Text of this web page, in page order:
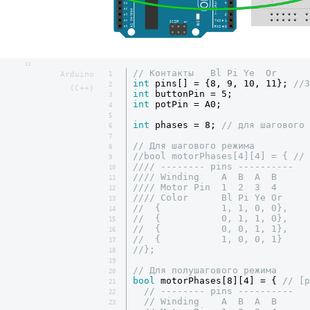
12
Arduino
(C++)
1
2
3
4
5
6
7
8
9
10
11
12
13
14
15
16
17
18
19
20
21
22
23
// Контакты   Bl Pi Ye  Or
int pins[] = {8, 9, 10, 11};
//
int
int potPin = A0;
int phases = 8;
// для шагового
// Для шагового режима
//bool motorPhases[4][4] = { //
//// -------- pins ----------
//// Winding    A  B  A  B
//// Motor Pin  1  2  3  4
//// Color      Bl Pi Ye Or
//  {           1, 1, 0, 0},
//  {           0, 1, 1, 0},
//  {           0, 0, 1, 1},
//  {           1, 0, 0, 1}
//};
// Для полушагового режима
bool
motorPhases[8][4] = {
//
// -------- pins ----------
// Winding    A  B  A  B